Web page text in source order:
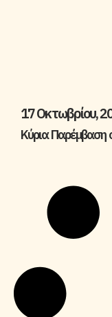
17 Οκτωβρίου,
Κύρια Παρέμβαση